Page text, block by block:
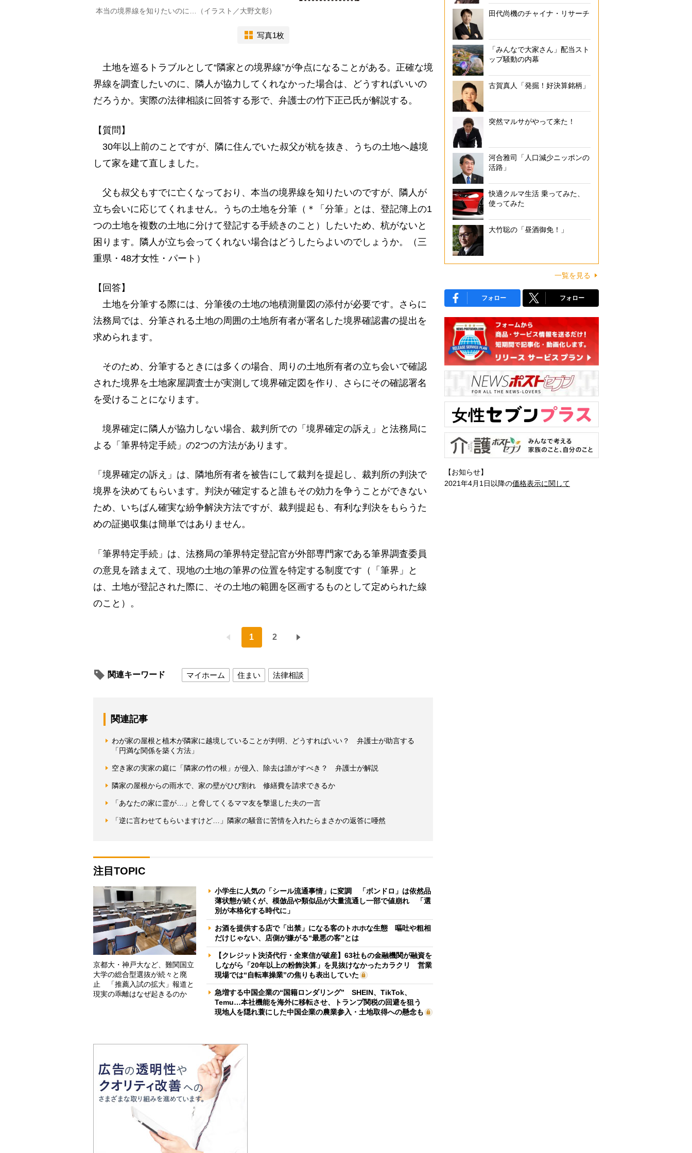
本当の境界線を知りたいのに…（イラスト／大野文彰）
写真1枚
土地を巡るトラブルとして“隣家との境界線”が争点になることがある。正確な境
界線を調査したいのに、隣人が協力してくれなかった場合は、どうすればいいの
だろうか。実際の法律相談に回答する形で、弁護士の竹下正己氏が解説する。
【質問】
30年以上前のことですが、隣に住んでいた叔父が杭を抜き、うちの土地へ越境
して家を建て直しました。
父も叔父もすでに亡くなっており、本当の境界線を知りたいのですが、隣人が
立ち会いに応じてくれません。うちの土地を分筆（＊「分筆」とは、登記簿上の1
つの土地を複数の土地に分けて登記する手続きのこと）したいため、杭がないと
困ります。隣人が立ち会ってくれない場合はどうしたらよいのでしょうか。（三
重県・48才女性・パート）
【回答】
土地を分筆する際には、分筆後の土地の地積測量図の添付が必要です。さらに
法務局では、分筆される土地の周囲の土地所有者が署名した境界確認書の提出を
求められます。
そのため、分筆するときには多くの場合、周りの土地所有者の立ち会いで確認
された境界を土地家屋調査士が実測して境界確定図を作り、さらにその確認署名
を受けることになります。
境界確定に隣人が協力しない場合、裁判所での「境界確定の訴え」と法務局に
よる「筆界特定手続」の2つの方法があります。
「境界確定の訴え」は、隣地所有者を被告にして裁判を提起し、裁判所の判決で
境界を決めてもらいます。判決が確定すると誰もその効力を争うことができない
ため、いちばん確実な紛争解決方法ですが、裁判提起も、有利な判決をもらうた
めの証拠収集は簡単ではありません。
「筆界特定手続」は、法務局の筆界特定登記官が外部専門家である筆界調査委員
の意見を踏まえて、現地の土地の筆界の位置を特定する制度です（「筆界」と
は、土地が登記された際に、その土地の範囲を区画するものとして定められた線
のこと）。
1 2
関連キーワード マイホーム 住まい 法律相談
関連記事
わが家の屋根と植木が隣家に越境していることが判明、どうすればいい？ 弁護士が助言する
「円満な関係を築く方法」
空き家の実家の庭に「隣家の竹の根」が侵入、除去は誰がすべき？ 弁護士が解説
隣家の屋根からの雨水で、家の壁がひび割れ 修繕費を請求できるか
「あなたの家に霊が…」と脅してくるママ友を撃退した夫の一言
「逆に言わせてもらいますけど…」隣家の騒音に苦情を入れたらまさかの返答に唖然
注目TOPIC
京都大・神戸大など、難関国立
大学の総合型選抜が続々と廃
止 「推薦入試の拡大」報道と
現実の乖離はなぜ起きるのか
小学生に人気の「シール流通事情」に変調 「ボンドロ」は依然品
薄状態が続くが、模倣品や類似品が大量流通し一部で値崩れ 「選
別が本格化する時代に」
お酒を提供する店で「出禁」になる客のトホホな生態 嘔吐や粗相
だけじゃない、店側が嫌がる“最悪の客”とは
【クレジット決済代行・全東信が破産】63社もの金融機関が融資を
しながら「20年以上の粉飾決算」を見抜けなかったカラクリ 営業
現場では“自転車操業”の焦りも表出していた
急増する中国企業の“国籍ロンダリング” SHEIN、TikTok、
Temu…本社機能を海外に移転させ、トランプ関税の回避を狙う
現地人を隠れ蓑にした中国企業の農業参入・土地取得への懸念も
田代尚機のチャイナ・リサーチ
「みんなで大家さん」配当スト
ップ騒動の内幕
古賀真人「発掘！好決算銘柄」
突然マルサがやって来た！
河合雅司「人口減少ニッポンの
活路」
快適クルマ生活 乗ってみた、
使ってみた
大竹聡の「昼酒御免！」
一覧を見る
フォロー フォロー
【お知らせ】
2021年4月1日以降の価格表示に関して